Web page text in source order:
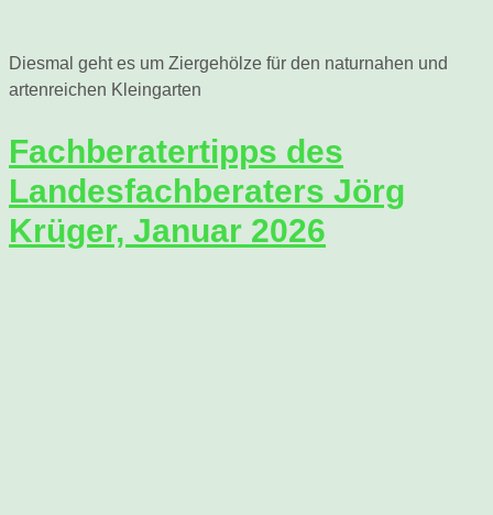
Diesmal geht es um Ziergehölze für den naturnahen und
artenreichen Kleingarten
Fachberatertipps des
Landesfachberaters Jörg
Krüger, Januar 2026